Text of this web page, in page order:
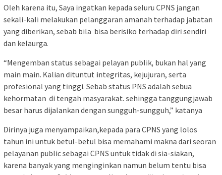
Oleh karena itu, Saya ingatkan kepada seluru CPNS jangan
sekali-kali melakukan pelanggaran amanah terhadap jabatan
yang diberikan, sebab bila bisa berisiko terhadap diri sendiri
dan kelaurga.
“Mengemban status sebagai pelayan publik, bukan hal yang
main main. Kalian dituntut integritas, kejujuran, serta
profesional yang tinggi. Sebab status PNS adalah sebua
kehormatan di tengah masyarakat. sehingga tanggungjawab
besar harus dijalankan dengan sungguh-sungguh,” katanya
Dirinya juga menyampaikan,kepada para CPNS yang lolos
tahun ini untuk betul-betul bisa memahami makna dari seoran
pelayanan public sebagai CPNS untuk tidak di sia-siakan,
karena banyak yang menginginkan namun belum tentu bisa